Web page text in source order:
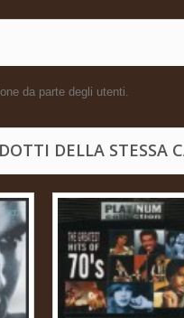
da parte degli utenti.
DELLA STESSA